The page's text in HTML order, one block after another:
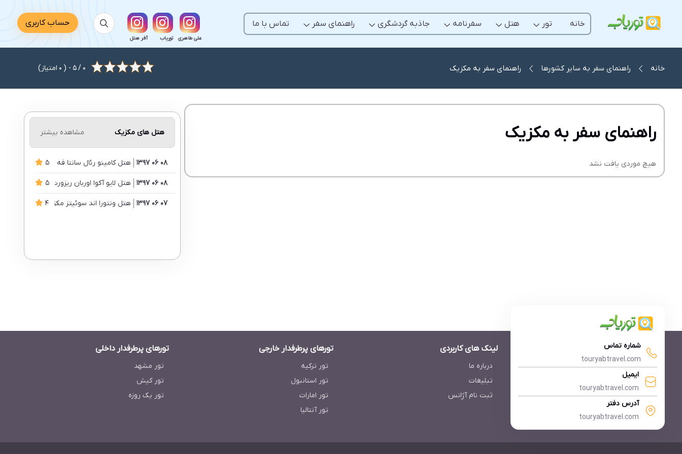
خانه تور هتل سفرنامه جاذبه گردشگری راهنمای سفر تماس با ما
علی طاهری توریاب آفر هتل
حساب کاربری
خانه راهنمای سفر به سایر کشورها راهنمای سفر به مکزیک 0
/
5
- (
0 امتیاز)
راهنمای سفر به مکزیک
هیچ موردی یافت نشد
هتل های مکزیک مشاهده بیشتر
08 06 1397 هتل کامینو رئال سانتا فه مکزیکوسیتی
5
08 06 1397 هتل لایو آکوا اوربان ریزورت مکزیکو سیتی
5
07 06 1397 هتل ونتورا اند سوئیتز مکزیکو سیتی مکزیک
4
شماره تماس
touryabtravel.com
ایمیل
touryabtravel.com
آدرس دفتر
touryabtravel.com
لینک های کاربردی
درباره ما
تبلیغات
ثبت نام آژانس
تورهای پرطرفدار خارجی
تور ترکیه
تور استانبول
تور امارات
تور آنتالیا
تورهای پرطرفدار داخلی
تور مشهد
تور کیش
تور یک روزه